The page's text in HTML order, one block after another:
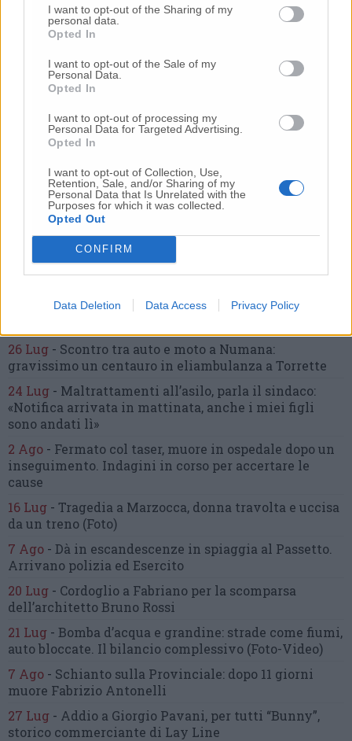
I want to opt-out of the Sharing of my
personal data.
Opted In
I want to opt-out of the Sale of my
Personal Data.
Opted In
I want to opt-out of processing my
Personal Data for Targeted Advertising.
Opted In
I want to opt-out of Collection, Use,
Retention, Sale, and/or Sharing of my
Personal Data that Is Unrelated with the
Purposes for which it was collected.
Opted Out
CONFIRM
Data Deletion Data Access Privacy Policy
Commenti
Nessun commento presente
Commenta
Commenta l'articolo
Gli articoli più letti
-Bimbi costretti a colpirsi da solie lasciati al
26 Lug - Scontro tra auto e moto a Numana:
gravissimo un centauro in eliambulanza a Torrette
24 Lug - Maltrattamenti all’asilo, parla il sindaco:
«Notifica arrivata in mattinata, anche i miei figli
sono andati lì»
2 Ago - Fermato col taser, muore in ospedale dopo un
inseguimento. Indagini in corso per accertare le
cause
16 Lug - Tragedia a Marzocca, donna travolta e uccisa
da un treno (Foto)
7 Ago - Dà in escandescenze in spiaggia al Passetto.
Arrivano polizia ed Esercito
20 Lug - Cordoglio a Fabriano per la scomparsa
dell’architetto Bruno Rossi
21 Lug - Bomba d’acqua e grandine: strade come fiumi,
auto bloccate. Il bilancio complessivo (Foto-Video)
7 Ago - Schianto sulla Provinciale: dopo 11 giorni
muore Fabrizio Antonelli
27 Lug - Addio a Giorgio Pavani, per tutti “Bunny”,
storico commerciante di Lay Line